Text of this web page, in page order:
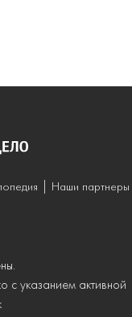
Наши партнеры
с указанием активной